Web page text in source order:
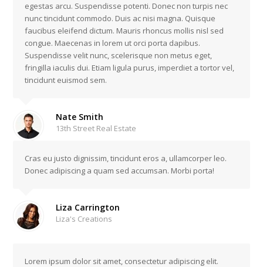
egestas arcu. Suspendisse potenti. Donec non turpis nec
nunc tincidunt commodo. Duis ac nisi magna. Quisque
faucibus eleifend dictum. Mauris rhoncus mollis nisl sed
congue. Maecenas in lorem ut orci porta dapibus.
Suspendisse velit nunc, scelerisque non metus eget,
fringilla iaculis dui. Etiam ligula purus, imperdiet a tortor vel,
tincidunt euismod sem.
Nate Smith
13th Street Real Estate
Cras eu justo dignissim, tincidunt eros a, ullamcorper leo.
Donec adipiscing a quam sed accumsan. Morbi porta!
Liza Carrington
Liza's Creations
Lorem ipsum dolor sit amet, consectetur adipiscing elit.